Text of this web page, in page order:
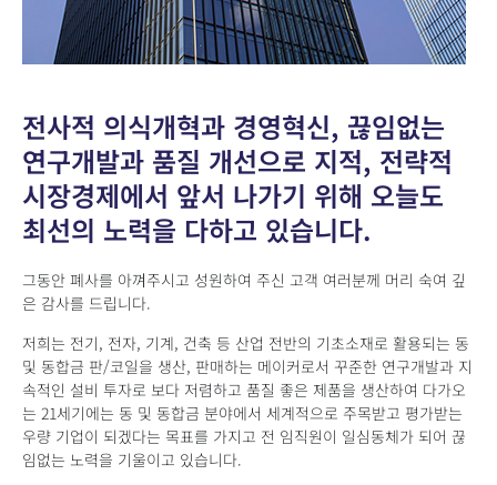
전사적 의식개혁과 경영혁신, 끊임없는
연구개발과 품질 개선으로 지적, 전략적
시장경제에서 앞서 나가기 위해 오늘도
최선의 노력을 다하고 있습니다.
그동안 폐사를 아껴주시고 성원하여 주신 고객 여러분께 머리 숙여 깊
은 감사를 드립니다.
저희는 전기, 전자, 기계, 건축 등 산업 전반의 기초소재로 활용되는 동
및 동합금 판/코일을 생산, 판매하는 메이커로서 꾸준한 연구개발과 지
속적인 설비 투자로 보다 저렴하고 품질 좋은 제품을 생산하여 다가오
는 21세기에는 동 및 동합금 분야에서 세계적으로 주목받고 평가받는
우량 기업이 되겠다는 목표를 가지고 전 임직원이 일심동체가 되어 끊
임없는 노력을 기울이고 있습니다.